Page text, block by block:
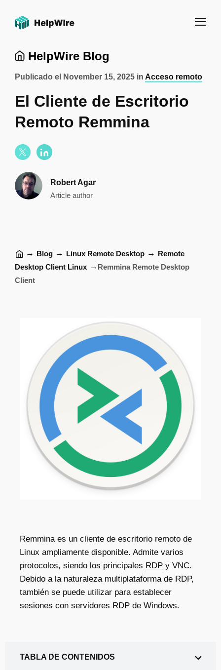
HelpWire Blog
Publicado el November 15, 2025 in Acceso remoto
El Cliente de Escritorio
Remoto Remmina
Robert Agar
Article author
→ Blog → Linux Remote Desktop → Remote
Desktop Client Linux → Remmina Remote Desktop
Client
Remmina es un cliente de escritorio remoto de
Linux ampliamente disponible. Admite varios
protocolos, siendo los principales RDP y VNC.
Debido a la naturaleza multiplataforma de RDP,
también se puede utilizar para establecer
sesiones con servidores RDP de Windows.
TABLA DE CONTENIDOS